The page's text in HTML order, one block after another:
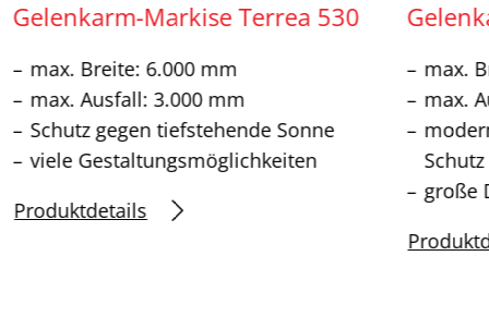
Gelenkarm-Markise Terrea 530
max. Breite: 6.000 mm
max. Ausfall: 3.000 mm
Schutz gegen tiefstehende Sonne
viele Gestaltungsmöglichkeiten
Produktdetails
max.
max.
Schutz
große